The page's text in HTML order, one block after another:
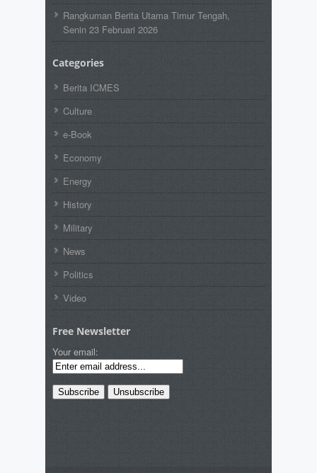
Rangkuman Berita Utama Timur Tengah,
Senin 23 Februari 2026
Categories
Berita ICMES
Culture
e-Book
Economy
Energy
History
Military
News
Politics
Video
Free Newsletter
Your email: